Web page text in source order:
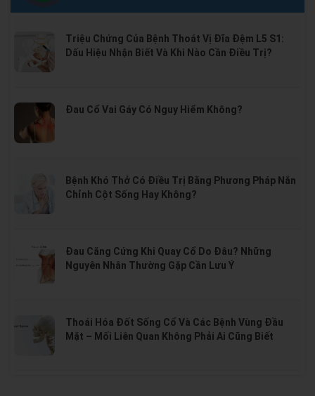
Triệu Chứng Của Bệnh Thoát Vị Đĩa Đệm L5 S1:
Dấu Hiệu Nhận Biết Và Khi Nào Cần Điều Trị?
Đau Cổ Vai Gáy Có Nguy Hiểm Không?
Bệnh Khó Thở Có Điều Trị Bằng Phương Pháp Nắn
Chỉnh Cột Sống Hay Không?
Đau Căng Cứng Khi Quay Cổ Do Đâu? Những
Nguyên Nhân Thường Gặp Cần Lưu Ý
Thoái Hóa Đốt Sống Cổ Và Các Bệnh Vùng Đầu
Mặt – Mối Liên Quan Không Phải Ai Cũng Biết